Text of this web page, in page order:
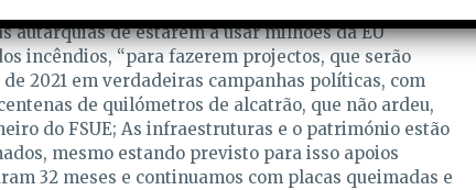
autarquias de estarem a usar milhões da EU
incêndios, “para fazerem projectos, que serão
2021 em verdadeiras campanhas políticas, com
de quilómetros de alcatrão, que não ardeu,
do FSUE; As infraestruturas e o património estão
mesmo estando previsto para isso apoios
32 meses e continuamos com placas queimadas e